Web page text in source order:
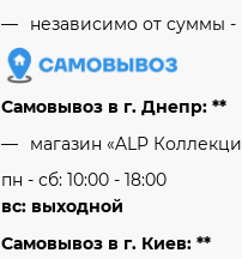
независимо от cуммы
Самовывоз в г. Днепр: **
магазин «ALP
пн - сб: 10:00 - 18:00
вс: выходной
Самовывоз в г. Киев: **